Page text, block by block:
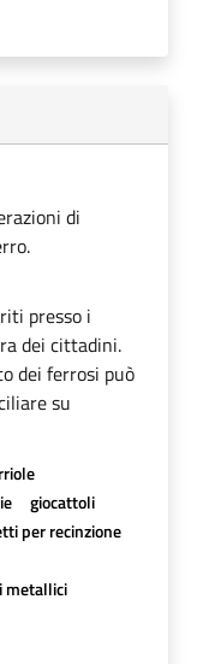
di
presso i
dei cittadini.
dei ferrosi può
su
giocattoli
per recinzione
metallici